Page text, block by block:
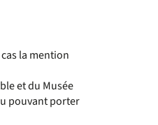
la mention
et du Musée
pouvant porter